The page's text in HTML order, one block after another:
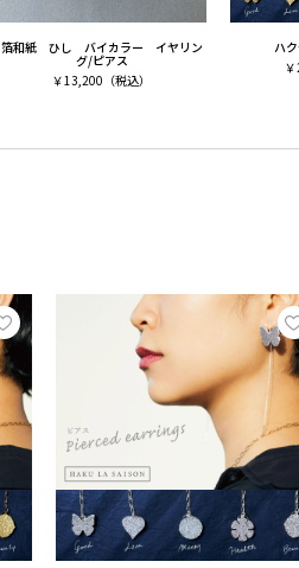
箔和紙 ひし バイカラー イヤリン
グ/ピアス
￥13,200 （税込）
ハ
￥